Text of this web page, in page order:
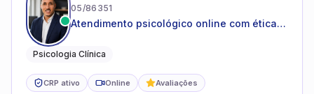
05/86351
Atendimento psicológico online com ética,
Psicologia Clínica
CRP ativo Online Avaliações